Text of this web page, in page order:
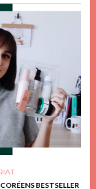
BESTSELLER